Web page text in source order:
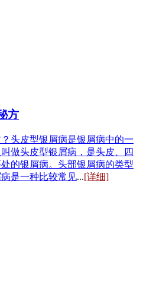
方
头皮型银屑病是银屑病中的一
做头皮型银屑病，是头皮、四
的银屑病。头部银屑病的类型
是一种比较常见...[详细]